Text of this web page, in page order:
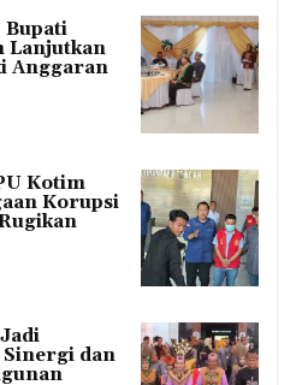
Bupati
Lanjutkan
Anggaran
Kotim
Korupsi
dan